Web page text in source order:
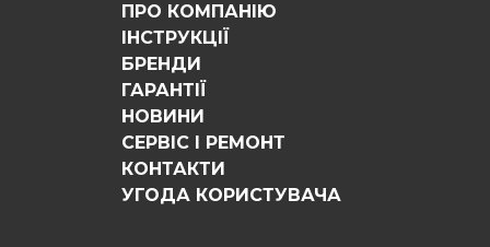
ПРО КОМПАНІЮ
ІНСТРУКЦІЇ
БРЕНДИ
ГАРАНТІЇ
НОВИНИ
СЕРВІС І РЕМОНТ
КОНТАКТИ
УГОДА КОРИСТУВАЧА